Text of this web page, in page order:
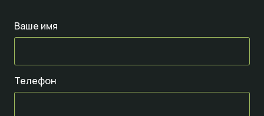
Ваше имя
Телефон